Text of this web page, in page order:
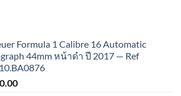
Formula 1 Calibre 16 Automatic
44mm หน้าดำ ปี 2017 — Ref